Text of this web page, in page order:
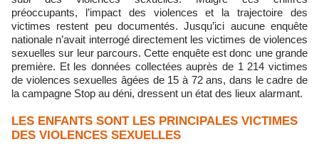
préoccupants, l’impact des violences et la trajectoire des
victimes restent peu documentés. Jusqu’ici aucune enquête
nationale n’avait interrogé directement les victimes de violences
sexuelles sur leur parcours. Cette enquête est donc une grande
première. Et les données collectées auprès de 1 214 victimes
de violences sexuelles âgées de 15 à 72 ans, dans le cadre de
la campagne Stop au déni, dressent un état des lieux alarmant.
LES ENFANTS SONT LES PRINCIPALES VICTIMES
DES VIOLENCES SEXUELLES